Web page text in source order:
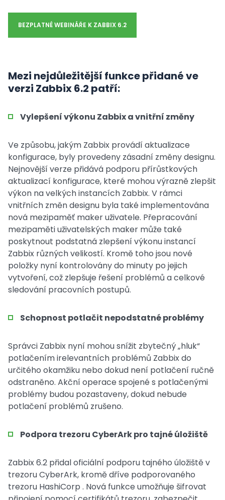
BEZPLATNÉ WEBINÁŘE K ZABBIX 6.2
Mezi nejdůležitější funkce přidané ve
verzi Zabbix 6.2 patří:
Vylepšení výkonu Zabbix a vnitřní změny
Ve způsobu, jakým Zabbix provádí aktualizace
konfigurace, byly provedeny zásadní změny designu.
Nejnovější verze přidává podporu přírůstkových
aktualizací konfigurace, které mohou výrazně zlepšit
výkon na velkých instancích Zabbix. V rámci
vnitřních změn designu byla také implementována
nová mezipaměť maker uživatele. Přepracování
mezipaměti uživatelských maker může také
poskytnout podstatná zlepšení výkonu instancí
Zabbix různých velikostí. Kromě toho jsou nové
položky nyní kontrolovány do minuty po jejich
vytvoření, což zlepšuje řešení problémů a celkové
sledování pracovních postupů.
Schopnost potlačit nepodstatné problémy
Správci Zabbix nyní mohou snížit zbytečný „hluk“
potlačením irelevantních problémů Zabbix do
určitého okamžiku nebo dokud není potlačení ručně
odstraněno. Akční operace spojené s potlačenými
problémy budou pozastaveny, dokud nebude
potlačení problémů zrušeno.
Podpora trezoru CyberArk pro tajné úložiště
Zabbix 6.2 přidal oficiální podporu tajného úložiště v
trezoru CyberArk, kromě dříve podporovaného
trezoru HashiCorp . Nová funkce umožňuje šifrovat